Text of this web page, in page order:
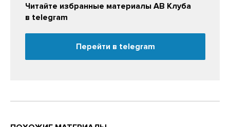
Читайте избранные материалы АВ Клуба
в telegram
Перейти в telegram